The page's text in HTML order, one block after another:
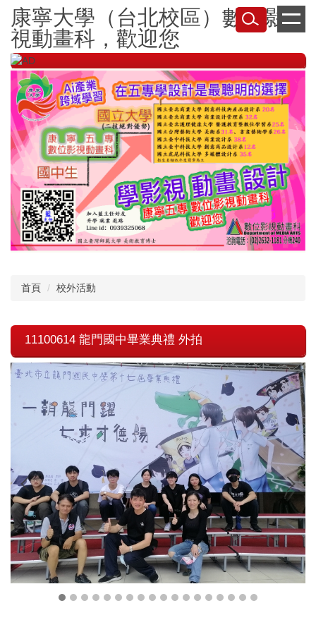
跳
到
主
要
內
容
康寧大學（台北校區）數位影
視動畫科，歡迎您
首頁 校外活動
11100614 龍門國中畢業典禮 外拍